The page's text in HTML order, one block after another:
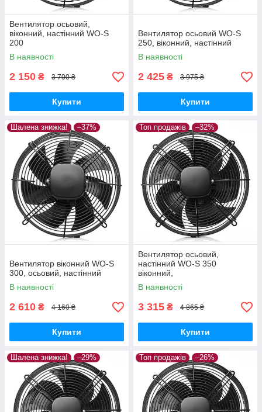
Вентилятор осьовий,
віконний, настінний WO-S
200
В наявності
2 150 ₴ 3 700 ₴
Купити
Вентилятор осьовий WO-S
250, віконний, настінний
В наявності
2 425 ₴ 3 975 ₴
Купити
Шалена знижка! –37%
Вентилятор віконний WO-S
300, осьовий, настінний
В наявності
2 610 ₴ 4 160 ₴
Купити
Топ продажів –32%
Вентилятор осьовий,
настінний WO-S 350
віконний,
В наявності
3 315 ₴ 4 865 ₴
Купити
Шалена знижка! –29% Топ продажів –26%